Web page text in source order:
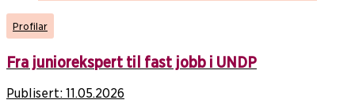
Profilar
Fra juniorekspert til fast jobb i UNDP
Publisert: 11.05.2026